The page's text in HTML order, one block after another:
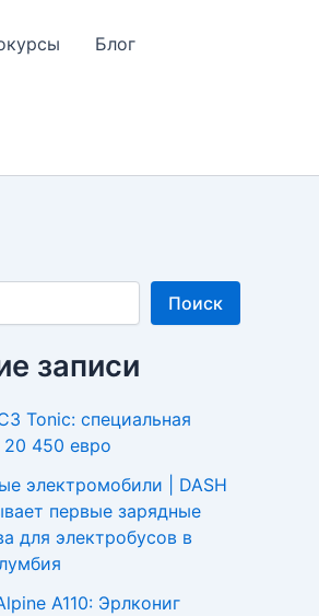
Блог
Поиск
записи
Tonic: специальная
20 450 евро
электромобили | DASH
первые зарядные
для электробусов в
A110: Эрлкониг